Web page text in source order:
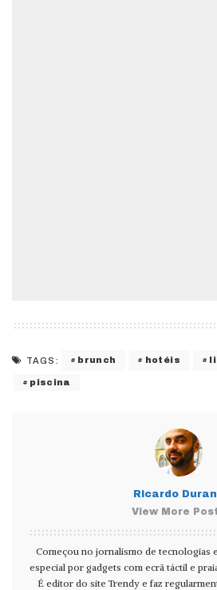
TAGS: brunch hotéis
piscina
Ricardo
View More
Começou no jornalismo de tecnologias
especial por gadgets com ecrã táctil e
É editor do site Trendy e faz